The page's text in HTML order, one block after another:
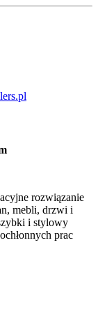
rozwiązanie
mebli, drzwi i
i stylowy
prac